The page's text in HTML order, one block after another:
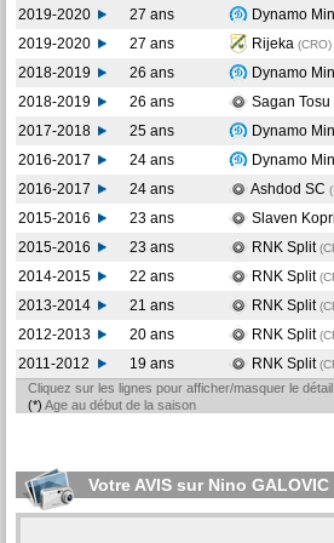
2019-2020
27 ans Dynamo
2019-2020
27 ans Rijeka (CRO)
2018-2019
26 ans Dynamo
2018-2019
26 ans Sagan Tosu
2017-2018
25 ans Dynamo
2016-2017
24 ans Dynamo
2016-2017
24 ans Ashdod SC
2015-2016
23 ans Slaven
2015-2016
23 ans RNK Split
2014-2015
22 ans RNK Split
2013-2014
21 ans RNK Split
2012-2013
20 ans RNK Split
2011-2012
19 ans RNK Split
Cliquez sur les lignes pour afficher/masquer le
(*) Age au début de la saison
Votre AVIS sur Nino GALOVIC